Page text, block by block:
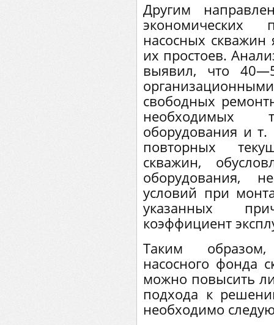
Другим
экономических
насосных скважин
их простоев.
выявил, что
свободных
необходимых
оборудования и
повторных
скважин,
оборудования,
условий при
указанных
коэффициент
Таким
насосного фонда
можно повысить
подхода к
необходимо